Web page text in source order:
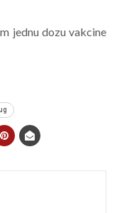
jednu dozu vakcine